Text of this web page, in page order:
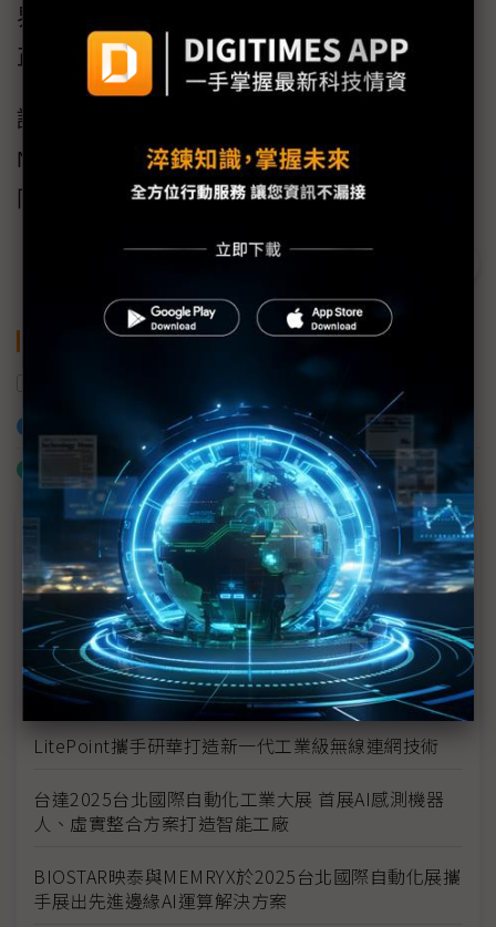
界深刻理解，AI已不只是技術名詞，而是能真
正落地並改變製造現場的核心力量。
誠摯邀請各界先進在展覽期間蒞臨一館四樓
N214 攤位，探索AI與智慧製造的最新應用，共
同開啟產業升級的新篇章。安馳官網
加入已選取到「關鍵字追蹤」
什麼是「關鍵字追蹤」
議題精選－2025台北國際自動化工業大展
圓剛啟動智慧機器人解決方案布局 結合影像與聲音
處理打造完整AI生態系
安馳科技亮相2025自動化工業展 以AI驅動智慧製造
未來
LitePoint攜手研華打造新一代工業級無線連網技術
台達2025台北國際自動化工業大展 首展AI感測機器
人、虛實整合方案打造智能工廠
BIOSTAR映泰與MEMRYX於2025台北國際自動化展攜
手展出先進邊緣AI運算解決方案